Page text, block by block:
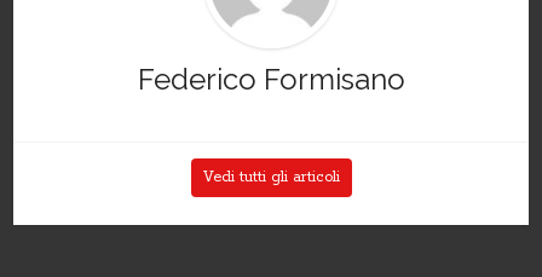
Federico Formisano
Vedi tutti gli articoli